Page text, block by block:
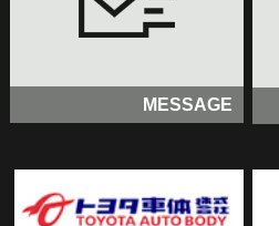
MESSAGE